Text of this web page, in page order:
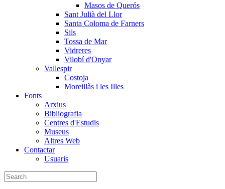
Masos de Querós
Sant Julià del Llor
Santa Coloma de Farners
Sils
Tossa de Mar
Vidreres
Vilobí d'Onyar
Vallespir
Costoja
Moreillàs i les Illes
Fonts
Arxius
Bibliografia
Centres d'Estudis
Museus
Altres Web
Contactar
Usuaris